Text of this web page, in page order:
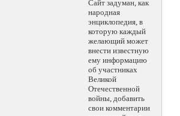
Сайт задуман, как
народная
энциклопедия, в
которую каждый
желающий может
внести известную
ему информацию
об участниках
Великой
Отечественной
войны, добавить
свои комментарии